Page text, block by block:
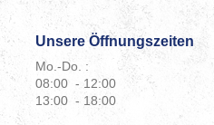
Unsere Öffnungszeiten
Mo.-Do. :
08:00 - 12:00
13:00 - 18:00